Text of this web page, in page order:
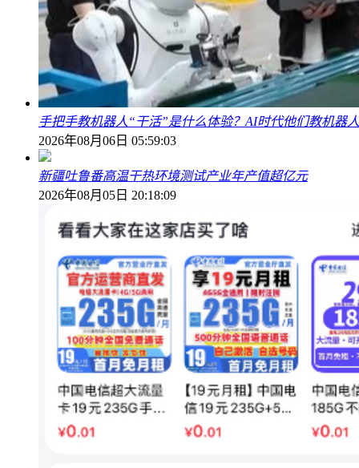
手把手教机器人“干活”是什么体验？AI时代他们教机器
2026年08月06日 05:59:03
新疆吐鲁番高温干热环境测试产业年产值超亿元
2026年08月05日 20:18:09